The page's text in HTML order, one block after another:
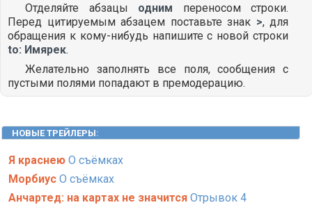
Отделяйте абзацы одним переносом строки.
Перед цитируемым абзацем поставьте знак >, для
обращения к кому-нибудь напишите с новой строки
to: Имярек.
Желательно заполнять все поля, сообщения с
пустыми полями попадают в премодерацию.
НОВЫЕ ТРЕЙЛЕРЫ:
Я краснею О съёмках
Морбиус О съёмках
Анчартед: на картах не значится Отрывок 4